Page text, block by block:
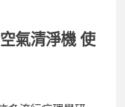
氣清淨機 使